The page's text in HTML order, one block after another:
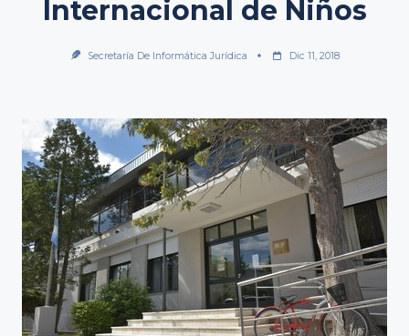
Internacional de Niños
Secretaría De Informática Jurídica Dic 11, 2018